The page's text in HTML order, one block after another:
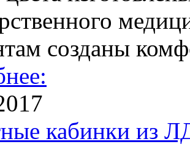
созданы
кабинки из